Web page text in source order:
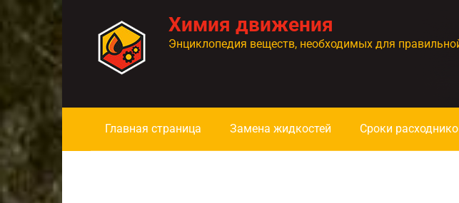
контенту
Химия движения
Энциклопедия веществ, необходимых для
Главная страница Замена жидкостей Сроки